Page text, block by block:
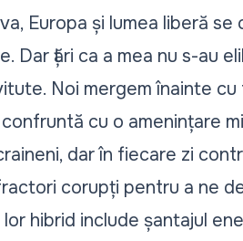
Europa și lumea liberă
Dar țări ca a mea nu s-au
Noi mergem înainte cu
cu o amenințare
dar în fiecare zi
corupți pentru a ne
hibrid include șantajul